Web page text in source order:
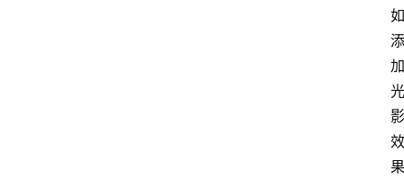
如
添
加
光
影
效
果